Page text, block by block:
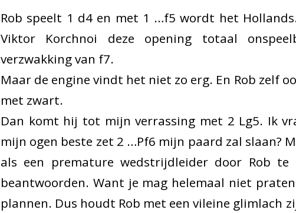
Rob speelt 1 d4 en met 1 …f5 wordt het
Viktor Korchnoi deze opening totaal
verzwakking van f7.
Maar de engine vindt het niet zo erg. En Rob zelf
met zwart.
Dan komt hij tot mijn verrassing met 2 Lg5. Ik
mijn ogen beste zet 2 …Pf6 mijn paard zal slaan?
als een premature wedstrijdleider door Rob
beantwoorden. Want je mag helemaal niet
plannen. Dus houdt Rob met een vileine glimlach